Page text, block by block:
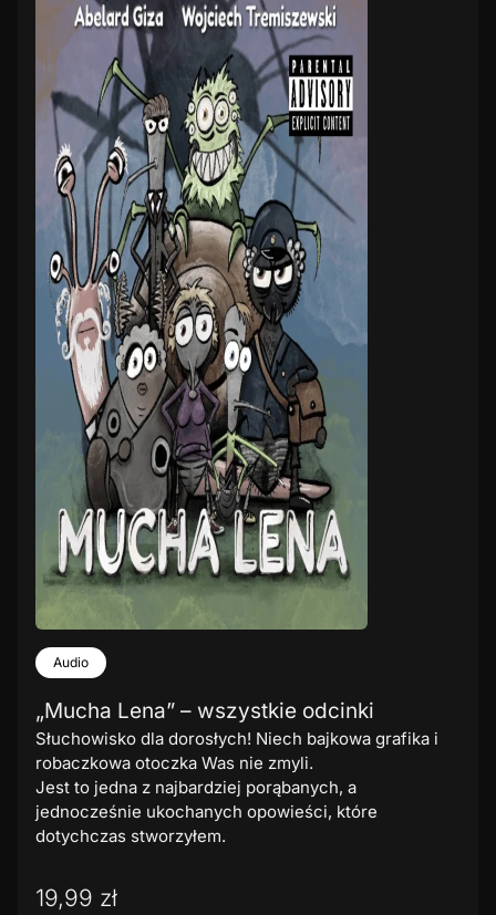
Audio
„Mucha Lena” – wszystkie odcinki
Słuchowisko dla dorosłych! Niech bajkowa grafika i
robaczkowa otoczka Was nie zmyli.
Jest to jedna z najbardziej porąbanych, a
jednocześnie ukochanych opowieści, które
dotychczas stworzyłem.
19,99 zł